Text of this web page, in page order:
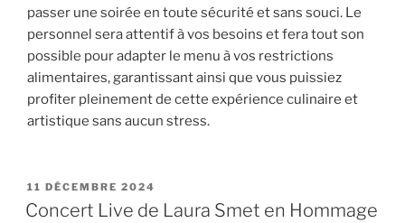
passer une soirée en toute sécurité et sans souci. Le
personnel sera attentif à vos besoins et fera tout son
possible pour adapter le menu à vos restrictions
alimentaires, garantissant ainsi que vous puissiez
profiter pleinement de cette expérience culinaire et
artistique sans aucun stress.
PUBLIÉ
LE
11 DÉCEMBRE 2024
Concert Live de Laura Smet en Hommage